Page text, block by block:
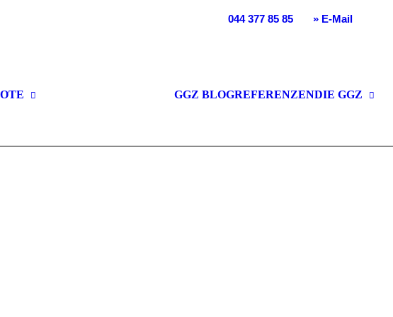
044 377 85 85 » E-Mail
GARTENUMGESTALTUNGGGZ BLOGREFERENZENDIE GGZ